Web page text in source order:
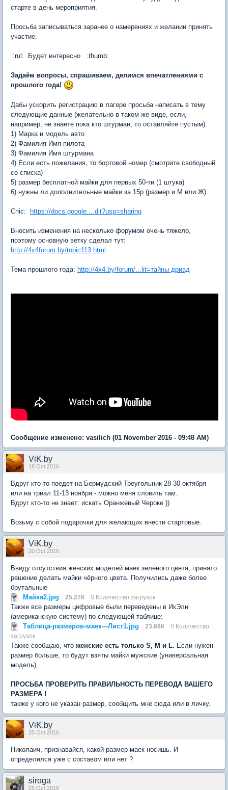
старте в день мероприятия.
Просьба записываться заранее о намерениях и желании принять
участие.
:rul: Будет интересно :thumb:
Задаём вопросы, спрашиваем, делимся впечатлениями с
прошлого года!
Дабы ускорить регистрацию в лагере просьба написать в тему
следующие данные (желательно в таком же виде, если,
например, не знаете пока кто штурман, то оставляйте пустым):
1) Марка и модель авто
2) Фамилия Имя пилота
3) Фамилия Имя штурмана
4) Если есть пожелания, то бортовой номер (смотрите свободный
со списка)
5) размер бесплатной майки для первых 50-ти (1 штука)
6) нужны ли дополнительные майки за 15р (размер и М или Ж)
Спiс: https://docs.google....dit?usp=sharing
Вносить изменения на несколько форумом очень тяжело,
поэтому основную ветку сделал тут:
http://4x4forum.by/topic113.html
Тема прошлого года: http://4x4.by/forum/...lit=тайны дриад
Сообщение изменено: vasilich (01 November 2016 - 09:48 AM)
ViK.by
18 Oct 2016
Вдруг кто-то поедет на Бермудский Треугольник 28-30 октября
или на триал 11-13 ноября - можно меня словить там.
Вдруг кто-то не знает: искать Оранжевый Чероке ))
Возьму с собой подарочки для желающих внести стартовые.
ViK.by
20 Oct 2016
Ввиду отсутствия женских моделей маек зелёного цвета, принято
решение делать майки чёрного цвета. Получились даже более
брутальные
Майка2.jpg
25.27К 0 Количество загрузок
Также все размеры цифровые были переведены в ИкЭли
(американскую систему) по следующей таблице:
Таблица-размеров-маек---Лист1.jpg
23.66К
0 Количество
загрузок
Также сообщаю, что женские есть только S, M и L. Если нужен
размер больше, то будут взяты майки мужские (универсальная
модель)
ПРОСЬБА ПРОВЕРИТЬ ПРАВИЛЬНОСТЬ ПЕРЕВОДА ВАШЕГО
РАЗМЕРА !
также у кого не указан размер, сообщить мне сюда или в личку.
ViK.by
25 Oct 2016
Николаич, признавайся, какой размер маек носишь. И
определился уже с составом или нет ?
siroga
25 Oct 2016